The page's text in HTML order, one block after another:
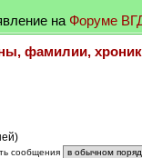
на Форуме
фамилии,
сообщения